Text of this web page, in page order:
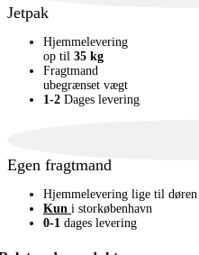
Jetpak
Hjemmelevering
op til 35 kg
Fragtmand
ubegrænset vægt
1-2 Dages levering
Egen fragtmand
Hjemmelevering lige til døren
Kun i storkøbenhavn
0-1 dages levering